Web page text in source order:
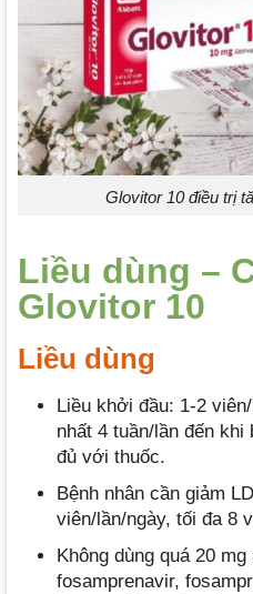
Glovitor 10 điều trị
Liều dùng –
Glovitor 10
Liều dùng
Liều khởi đầu: 1-2
nhất 4 tuần/lần đến khi
đủ với thuốc.
Bệnh nhân cần giảm
viên/lần/ngày, tối đa 8
Không dùng quá 20
fosamprenavir,